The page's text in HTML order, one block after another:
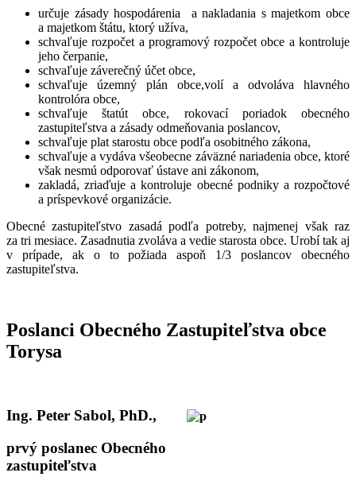
určuje zásady hospodárenia a nakladania s majetkom obce
a majetkom štátu, ktorý užíva,
schvaľuje rozpočet a programový rozpočet obce a kontroluje
jeho čerpanie,
schvaľuje záverečný účet obce,
schvaľuje územný plán obce,volí a odvoláva hlavného
kontrolóra obce,
schvaľuje štatút obce, rokovací poriadok obecného
zastupiteľstva a zásady odmeňovania poslancov,
schvaľuje plat starostu obce podľa osobitného zákona,
schvaľuje a vydáva všeobecne záväzné nariadenia obce, ktoré
však nesmú odporovať ústave ani zákonom,
zakladá, zriaďuje a kontroluje obecné podniky a rozpočtové
a príspevkové organizácie.
Obecné zastupiteľstvo zasadá podľa potreby, najmenej však raz
za tri mesiace. Zasadnutia zvoláva a vedie starosta obce. Urobí tak aj
v prípade, ak o to požiada aspoň 1/3 poslancov obecného
zastupiteľstva.
Poslanci Obecného Zastupiteľstva obce
Torysa
Ing. Peter Sabol, PhD.,
prvý poslanec Obecného
zastupiteľstva